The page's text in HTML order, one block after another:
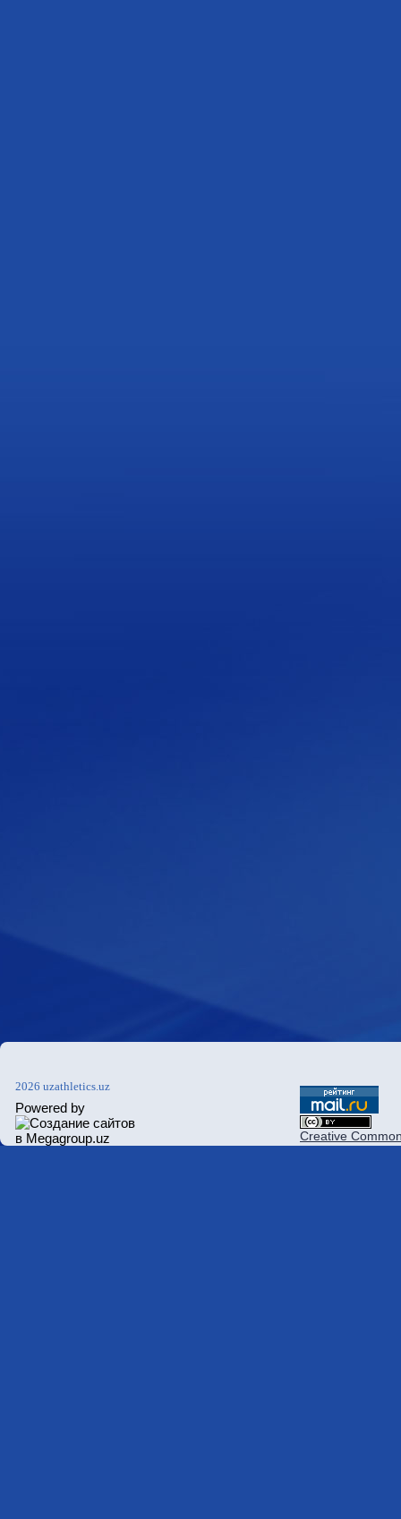
2026 uzathletics.uz
Powered by
Creative